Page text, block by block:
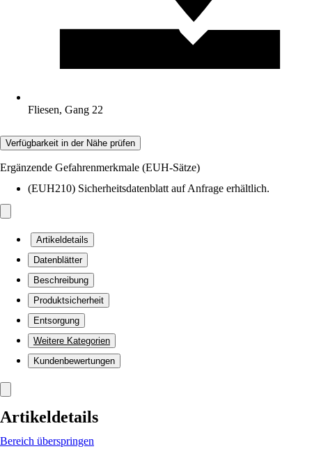
Fliesen, Gang 22
Verfügbarkeit in der Nähe prüfen
Ergänzende Gefahrenmerkmale (EUH-Sätze)
(EUH210) Sicherheitsdatenblatt auf Anfrage erhältlich.
Artikeldetails
Datenblätter
Beschreibung
Produktsicherheit
Entsorgung
Weitere Kategorien
Kundenbewertungen
Artikeldetails
Bereich überspringen